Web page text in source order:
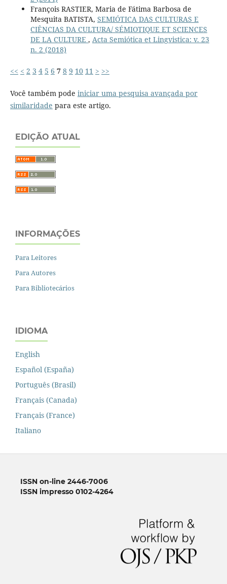
François RASTIER, Maria de Fátima Barbosa de
Mesquita BATISTA, SEMIÓTICA DAS CULTURAS E
CIÊNCIAS DA CULTURA/ SÉMIOTIQUE ET SCIENCES
DE LA CULTURE , Acta Semiótica et Lingvistica: v. 23
n. 2 (2018)
<< < 2 3 4 5 6 7 8 9 10 11 > >>
Você também pode iniciar uma pesquisa avançada por
similaridade para este artigo.
EDIÇÃO ATUAL
INFORMAÇÕES
Para Leitores
Para Autores
Para Bibliotecários
IDIOMA
English
Español (España)
Português (Brasil)
Français (Canada)
Français (France)
Italiano
ISSN on-line 2446-7006
ISSN impresso 0102-4264